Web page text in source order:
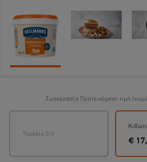
Συσκευασία Προτεινόμενη τιμή
Τεμάχιο 5 lt
€